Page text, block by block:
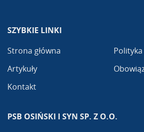
SZYBKIE LINKI
Strona główna
Artykuły
Kontakt
PSB OSIŃSKI I SYN SP. Z O.O.